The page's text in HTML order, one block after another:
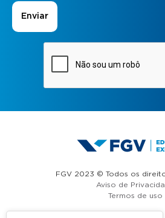
FGV 2023 © Todos os
Aviso de
Termos de uso